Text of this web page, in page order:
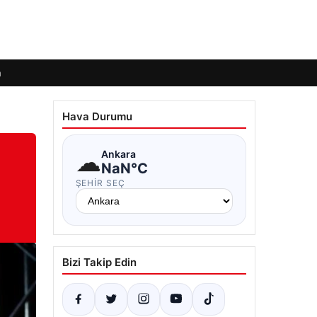
Hava Durumu
☁Ankara
NaN°C
ŞEHIR SEÇ
Bizi Takip Edin